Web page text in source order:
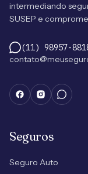
intermediando
SUSEP e
(11) 98957-
Seguros
Seguro Auto